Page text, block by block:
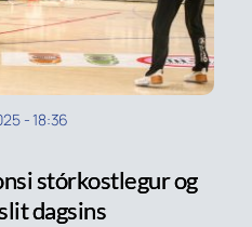
-18:36
stórkostlegur og
dagsins